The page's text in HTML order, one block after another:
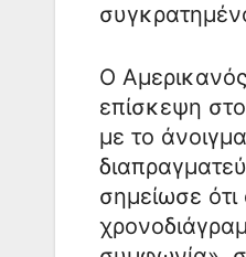
Ο
επίσκεψη
με το
σημείωσε ότι